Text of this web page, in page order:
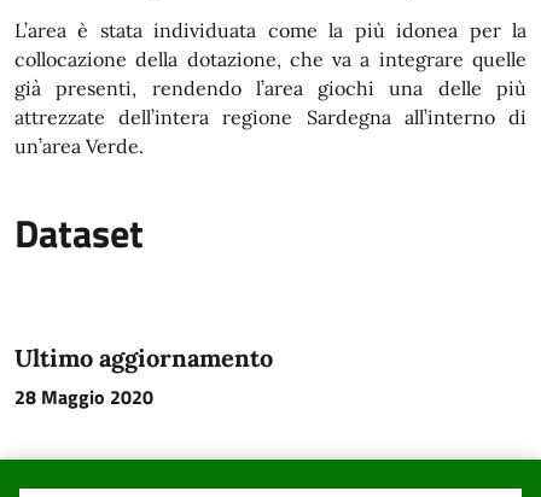
L’area è stata individuata come la più idonea per la
collocazione della dotazione, che va a integrare quelle
già presenti, rendendo l’area giochi una delle più
attrezzate dell’intera regione Sardegna all’interno di
un’area Verde.
Dataset
Ultimo aggiornamento
28 Maggio 2020